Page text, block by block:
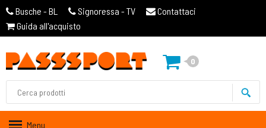
Busche - BL Signoressa - TV
Contattaci
Guida all'acquisto
0
Menu